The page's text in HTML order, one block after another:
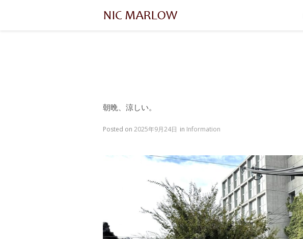
朝晩、涼しい。
Posted on 2025年9月24日 in Information